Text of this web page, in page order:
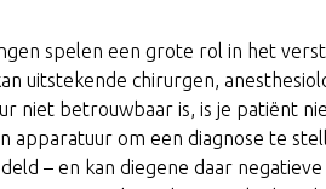
spelen een grote rol in het
uitstekende chirurgen,
niet betrouwbaar is, is je patiënt
apparatuur om een diagnose te
– en kan diegene daar